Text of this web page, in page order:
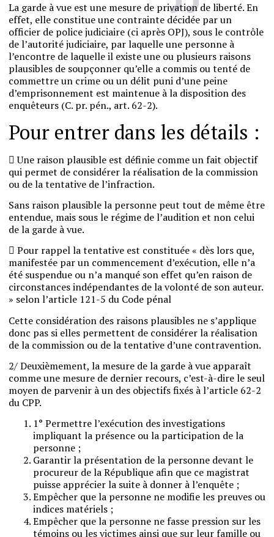
La garde à vue est une mesure de privation de liberté. En
effet, elle constitue une contrainte décidée par un
officier de police judiciaire (ci après OPJ), sous le contrôle
de l’autorité judiciaire, par laquelle une personne à
l’encontre de laquelle il existe une ou plusieurs raisons
plausibles de soupçonner qu’elle a commis ou tenté de
commettre un crime ou un délit puni d’une peine
d’emprisonnement est maintenue à la disposition des
enquêteurs (C. pr. pén., art. 62-2).
Pour entrer dans les détails :
 Une raison plausible est définie comme un fait objectif
qui permet de considérer la réalisation de la commission
ou de la tentative de l’infraction.
Sans raison plausible la personne peut tout de même être
entendue, mais sous le régime de l’audition et non celui
de la garde à vue.
 Pour rappel la tentative est constituée « dès lors que,
manifestée par un commencement d’exécution, elle n’a
été suspendue ou n’a manqué son effet qu’en raison de
circonstances indépendantes de la volonté de son auteur.
» selon l’article 121-5 du Code pénal
Cette considération des raisons plausibles ne s’applique
donc pas si elles permettent de considérer la réalisation
de la commission ou de la tentative d’une contravention.
2/ Deuxièmement, la mesure de la garde à vue apparaît
comme une mesure de dernier recours, c’est-à-dire le seul
moyen de parvenir à un des objectifs fixés à l’article 62-2
du CPP.
1° Permettre l’exécution des investigations
impliquant la présence ou la participation de la
personne ;
Garantir la présentation de la personne devant le
procureur de la République afin que ce magistrat
puisse apprécier la suite à donner à l’enquête ;
Empêcher que la personne ne modifie les preuves ou
indices matériels ;
Empêcher que la personne ne fasse pression sur les
témoins ou les victimes ainsi que sur leur famille ou